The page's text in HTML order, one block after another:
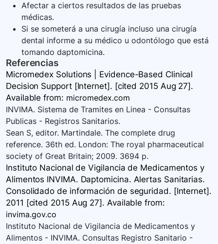
Afectar a ciertos resultados de las pruebas
médicas.
Si se someterá a una cirugía incluso una cirugía
dental informe a su médico u odontólogo que está
tomando daptomicina.
Referencias
Micromedex Solutions | Evidence-Based Clinical
Decision Support [Internet]. [cited 2015 Aug 27].
Available from: micromedex.com
INVIMA. Sistema de Tramites en Linea - Consultas
Publicas - Registros Sanitarios.
Sean S, editor. Martindale. The complete drug
reference. 36th ed. London: The royal pharmaceutical
society of Great Britain; 2009. 3694 p.
Instituto Nacional de Vigilancia de Medicamentos y
Alimentos INVIMA. Daptomicina. Alertas Sanitarias.
Consolidado de información de seguridad. [Internet].
2011 [cited 2015 Aug 27]. Available from:
invima.gov.co
Instituto Nacional de Vigilancia de Medicamentos y
Alimentos - INVIMA. Consultas Registro Sanitario -